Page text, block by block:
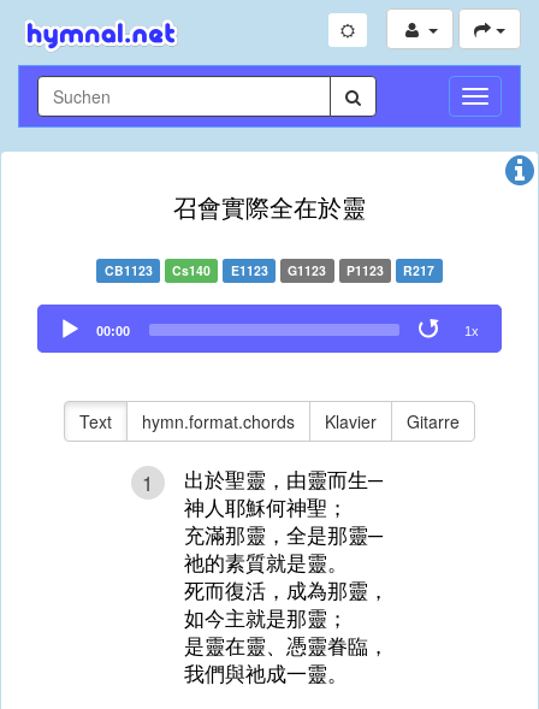
召會實際全在於靈
CB1123 Cs140 E1123 G1123 P1123 R217
Audio
Player
00:00 1x
Text hymn.format.chords Klavier Gitarre
1
出於聖靈，由靈而生─
神人耶穌何神聖；
充滿那靈，全是那靈─
祂的素質就是靈。
死而復活，成為那靈，
如今主就是那靈；
是靈在靈、憑靈眷臨，
我們與祂成一靈。